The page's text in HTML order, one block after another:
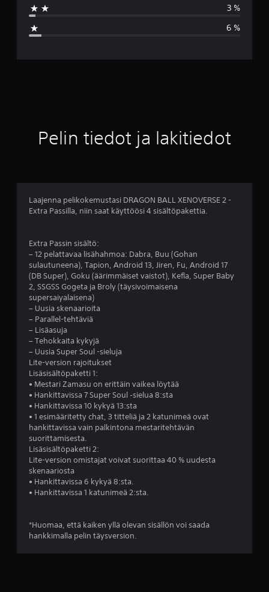
a
v
.
t
t
0
3 %
6 %
Pelin tiedot ja lakitiedot
Laajenna pelikokemustasi DRAGON BALL XENOVERSE 2 -
Extra Passilla, niin saat käyttöösi 4 sisältöpakettia.
Extra Passin sisältö:
– 12 pelattavaa lisähahmoa: Dabra, Buu (Gohan
sulautuneena), Tapion, Android 13, Jiren, Fu, Android 17
(DB Super), Goku (äärimmäiset vaistot), Kefla, Super Baby
2, SSGSS Gogeta ja Broly (täysivoimaisena
supersaiyalaisena)
– Uusia skenaarioita
– Parallel-tehtäviä
– Lisäasuja
– Tehokkaita kykyjä
– Uusia Super Soul -sieluja
Lite-version rajoitukset
Lisäsisältöpaketti 1:
• Mestari Zamasu on erittäin vaikea löytää
• Hankittavissa 7 Super Soul ‑sielua 8:sta
• Hankittavissa 10 kykyä 13:sta
• 1 esimääritetty chat, 3 titteliä ja 2 katunimeä ovat
hankittavissa vain palkintona mestaritehtävän
suorittamisesta.
Lisäsisältöpaketti 2:
Lite-version omistajat voivat suorittaa 40 % uudesta
skenaariosta
• Hankittavissa 6 kykyä 8:sta.
• Hankittavissa 1 katunimeä 2:sta.
*Huomaa, että kaiken yllä olevan sisällön voi saada
hankkimalla pelin täysversion.